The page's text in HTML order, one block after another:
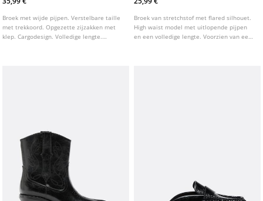
Broek met wijde pijpen. Verstelbare taille
met trekkoord. Opgezette zijzakken met
klep. Cargodesign. Volledige lengte.
Broek van stretchstof met flared silhouet.
High waist model met uitlopende pijpen
en een volledige lengte. Voorzien van een